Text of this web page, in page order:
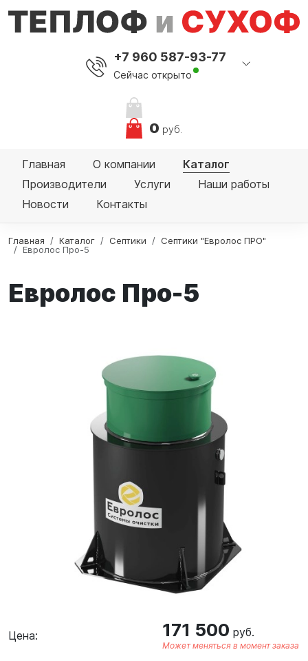
+7 960 587-93-77
Сейчас открыто
0 руб.
Главная О компании
Каталог
Производители
Услуги
Наши работы
Новости
Контакты
Главная Каталог Септики
Септики "Евролос ПРО"
Евролос Про-5
Евролос Про-5
Цена: 171 500 руб.
Может меняться в момент заказа